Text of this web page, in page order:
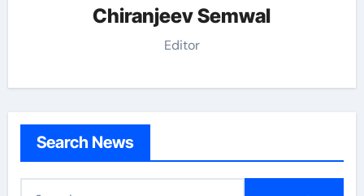
Chiranjeev Semwal
Editor
Search News